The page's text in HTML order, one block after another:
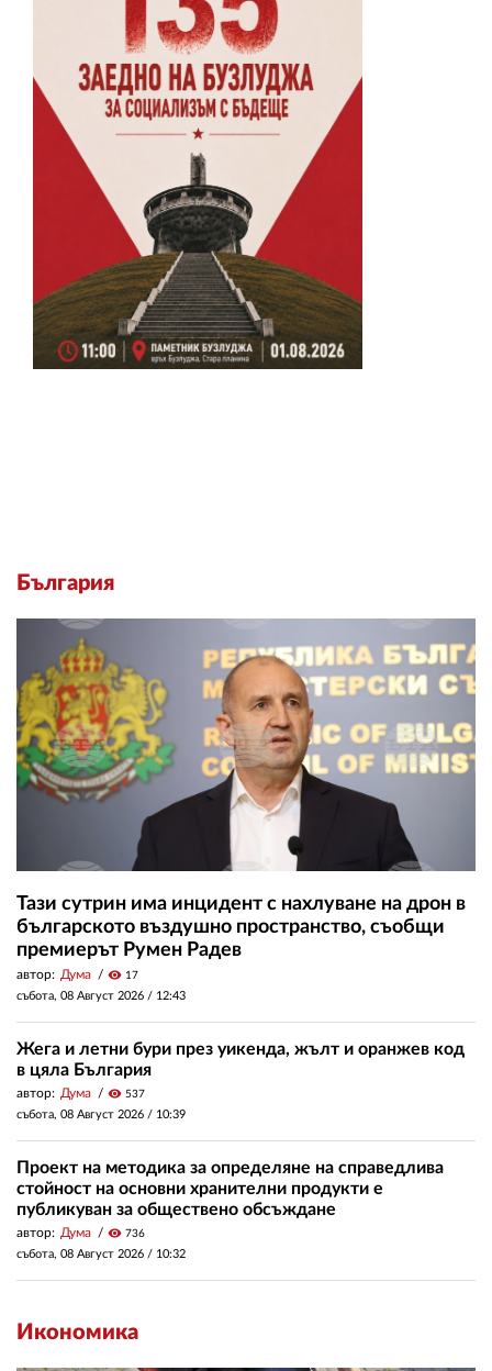
България
Тази сутрин има инцидент с нахлуване на дрон в
българското въздушно пространство, съобщи
премиерът Румен Радев
автор: Дума visibility 17
събота, 08 Август 2026 / 12:43
Жега и летни бури през уикенда, жълт и оранжев код
в цяла България
автор: Дума visibility 537
събота, 08 Август 2026 / 10:39
Проект на методика за определяне на справедлива
стойност на основни хранителни продукти е
публикуван за обществено обсъждане
автор: Дума visibility 736
събота, 08 Август 2026 / 10:32
Икономика